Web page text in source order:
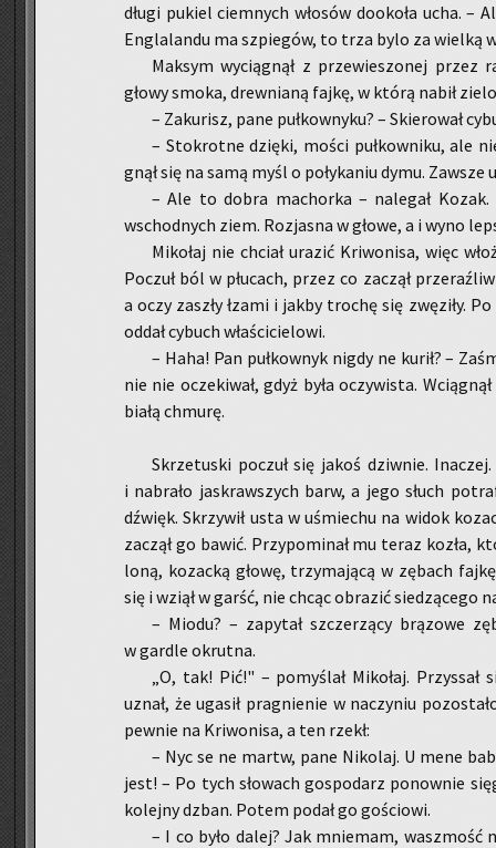
długi pu­kiel ciem­nych wło­sów do­oko­ła ucha. –
En­gla­lan­du ma szpie­gów, to trza bylo za wiel­ką
Mak­sym wy­cią­gnął z prze­wie­szo­nej przez
głowy smoka, drew­nia­ną fajkę, w którą nabił
– Za­ku­risz, pane puł­kow­ny­ku? – Skie­ro­wał
– Sto­krot­ne dzię­ki, mości puł­kow­ni­ku, ale
gnął się na samą myśl o po­ły­ka­niu dymu. Za­wsze
– Ale to dobra ma­chor­ka – na­le­gał
wschod­nych ziem. Roz­ja­sna w głowe, a i wyno
Mi­ko­łaj nie chciał ura­zić Kri­wo­ni­sa, więc
Po­czuł ból w płu­cach, przez co za­czął
a oczy za­szły łzami i jakby tro­chę się zwę­zi­ły.
oddał cy­buch wła­ści­cie­lo­wi.
– Haha! Pan puł­kow­nyk nigdy ne kurił? –
nie nie ocze­ki­wał, gdyż była oczy­wi­sta.
białą chmu­rę.
Skrze­tu­ski po­czuł się jakoś dziw­nie.
i na­bra­ło ja­skraw­szych barw, a jego słuch
dźwięk. Skrzy­wił usta w uśmie­chu na widok
za­czął go bawić. Przy­po­mi­nał mu teraz kozła,
lo­ną, ko­zac­ką głowę, trzy­ma­ją­cą w zę­bach
się i wziął w garść, nie chcąc ob­ra­zić sie­dzą­ce­go
– Miodu? – za­py­tał szcze­rzą­cy brą­zo­we
w gar­dle okrut­na.
„O, tak! Pić!" – po­my­ślał Mi­ko­łaj. Przy­ssał
uznał, że uga­sił pra­gnie­nie w na­czy­niu
pew­nie na Kri­wo­ni­sa, a ten rzekł:
– Nyc se ne martw, pane Ni­ko­laj. U mene
jest! – Po tych sło­wach go­spo­darz po­now­nie
ko­lej­ny dzban. Potem podał go go­ścio­wi.
– I co było dalej? Jak mnie­mam, wasz­mość